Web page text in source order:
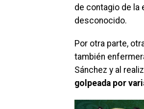
de contagio de
desconocido.
Por otra parte,
también
Sánchez y al
golpeada por